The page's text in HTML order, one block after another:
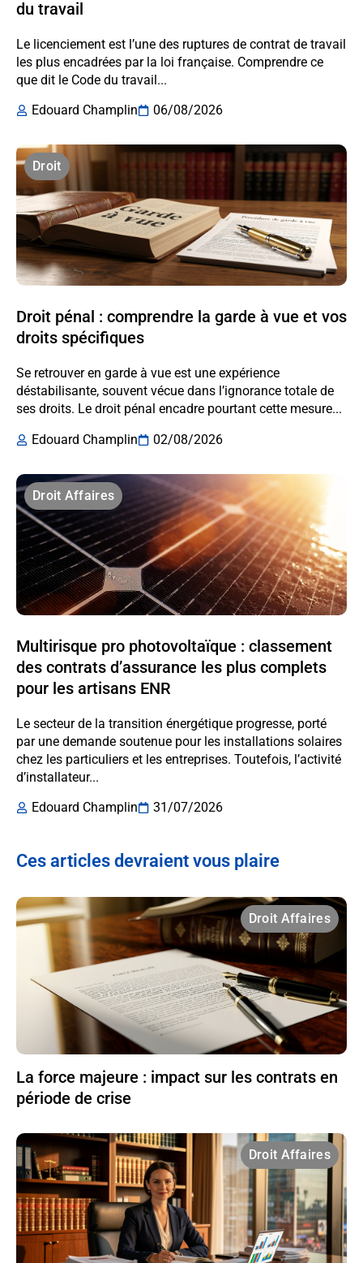
du travail
Le licenciement est l’une des ruptures de contrat de travail
les plus encadrées par la loi française. Comprendre ce
que dit le Code du travail...
Edouard Champlin
06/08/2026
Droit
Droit pénal : comprendre la garde à vue et vos
droits spécifiques
Se retrouver en garde à vue est une expérience
déstabilisante, souvent vécue dans l’ignorance totale de
ses droits. Le droit pénal encadre pourtant cette mesure...
Edouard Champlin
02/08/2026
Droit Affaires
Multirisque pro photovoltaïque : classement
des contrats d’assurance les plus complets
pour les artisans ENR
Le secteur de la transition énergétique progresse, porté
par une demande soutenue pour les installations solaires
chez les particuliers et les entreprises. Toutefois, l’activité
d’installateur...
Edouard Champlin
31/07/2026
Ces articles devraient vous plaire
Droit Affaires
La force majeure : impact sur les contrats en
période de crise
Droit Affaires